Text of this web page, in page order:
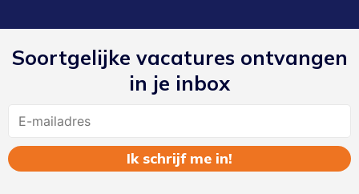
Soortgelijke vacatures ontvangen
in je inbox